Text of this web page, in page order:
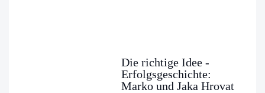
Die richtige Idee -
Erfolgsgeschichte:
Marko und Jaka Hrovat